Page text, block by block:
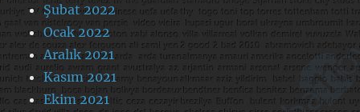
Şubat 2022
Ocak 2022
Aralık 2021
Kasım 2021
Ekim 2021